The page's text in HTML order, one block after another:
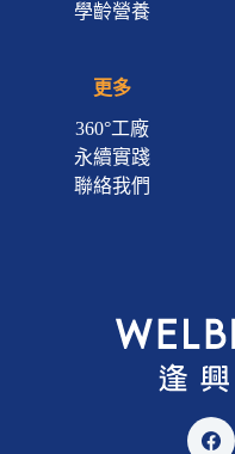
學齡營養
更多
360°工廠
永續實踐
聯絡我們